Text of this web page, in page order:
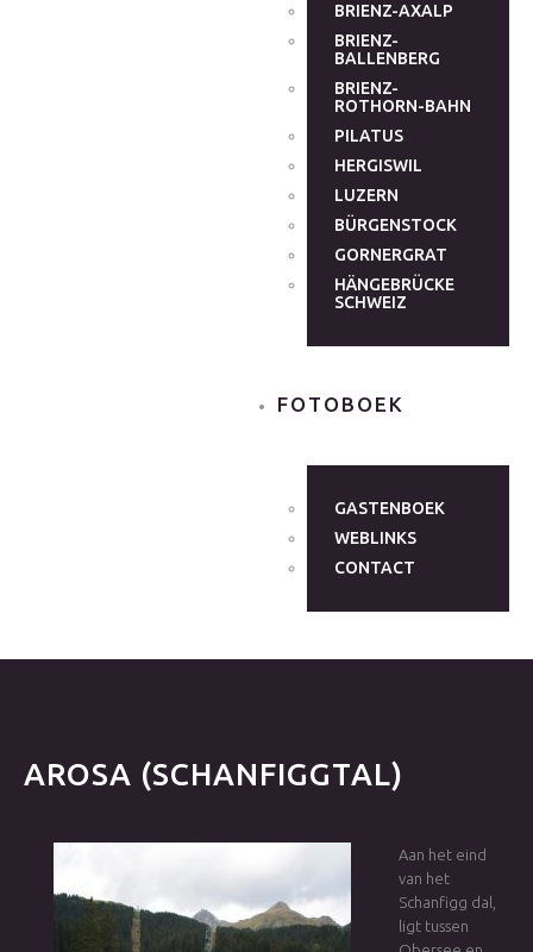
BRIENZ-AXALP
BRIENZ-
BALLENBERG
BRIENZ-
ROTHORN-BAHN
PILATUS
HERGISWIL
LUZERN
BÜRGENSTOCK
GORNERGRAT
HÄNGEBRÜCKE
SCHWEIZ
FOTOBOEK
GASTENBOEK
WEBLINKS
CONTACT
AROSA (SCHANFIGGTAL)
Aan het eind
van het
Schanfigg dal,
ligt tussen